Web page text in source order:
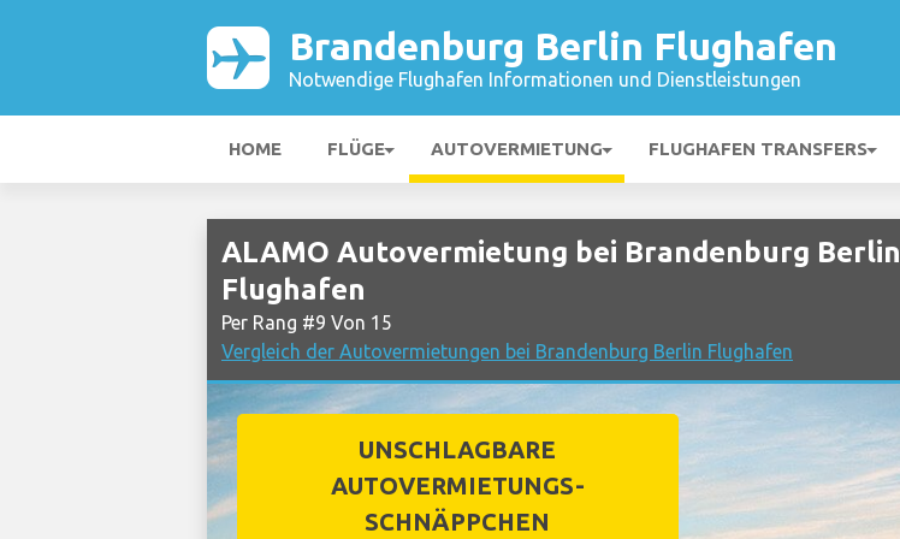
Brandenburg Berlin Flughafen
Notwendige Flughafen Informationen und Dienstleistungen
HOME FLÜGE AUTOVERMIETUNG FLUGHAFEN TRANSFERS
ALAMO Autovermietung bei Brandenburg Berlin
Flughafen
Per Rang #9 Von 15
Vergleich der Autovermietungen bei Brandenburg Berlin Flughafen
UNSCHLAGBARE
AUTOVERMIETUNGS-
SCHNÄPPCHEN